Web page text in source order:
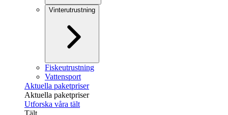
Vinterutrustning
Fiskeutrustning
Vattensport
Aktuella paketpriser
Aktuella paketpriser
Utforska våra tält
Tält